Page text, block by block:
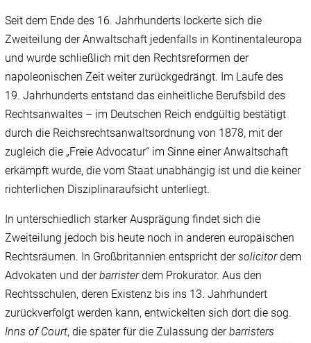
Seit dem Ende des 16. Jahrhunderts lockerte sich die
Zweiteilung der Anwaltschaft jedenfalls in Kontinentaleuropa
und wurde schließlich mit den Rechtsreformen der
napoleonischen Zeit weiter zurückgedrängt. Im Laufe des
19. Jahrhunderts entstand das einheitliche Berufsbild des
Rechtsanwaltes – im Deutschen Reich endgültig bestätigt
durch die Reichsrechtsanwaltsordnung von 1878, mit der
zugleich die „Freie Advocatur“ im Sinne einer Anwaltschaft
erkämpft wurde, die vom Staat unabhängig ist und die keiner
richterlichen Disziplinaraufsicht unterliegt.
In unterschiedlich starker Ausprägung findet sich die
Zweiteilung jedoch bis heute noch in anderen europäischen
Rechtsräumen. In Großbritannien entspricht dersolicitordem
Advokaten und derbarristerdem Prokurator. Aus den
Rechtsschulen, deren Existenz bis ins 13. Jahrhundert
zurückverfolgt werden kann, entwickelten sich dort die sog.
Inns of Court, die später für die Zulassung derbarristers